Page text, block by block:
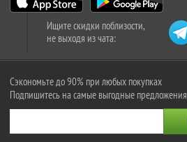
Ищите скидки поблизости,
не выходя из чата:
Сэкономьте до 90% при любых покупках
Подпишитесь на самые выгодные предложения